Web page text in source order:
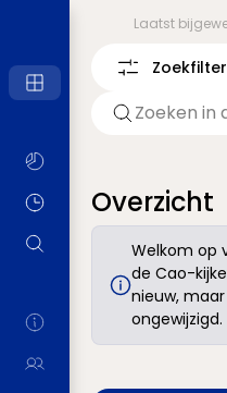
Laatst
Overzicht
Welkom op
de Cao-
nieuw,
ongewijzigd.